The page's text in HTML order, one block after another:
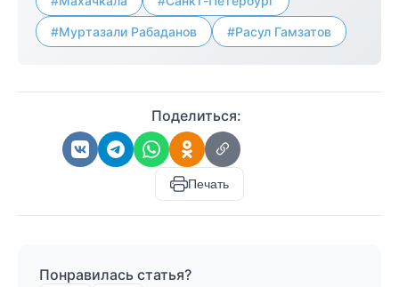
#Муртазали Рабаданов #Расул Гамзатов
Поделиться:
Печать
Понравилась статья?